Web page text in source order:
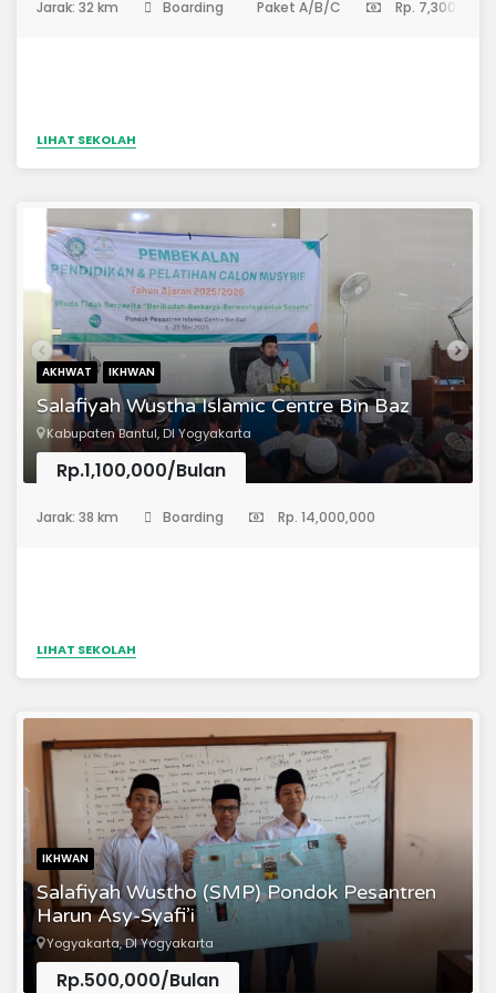
Jarak: 32 km Boarding Paket A/B/C Rp. 7,300,000
LIHAT SEKOLAH
AKHWAT IKHWAN
Salafiyah Wustha Islamic Centre Bin Baz
Kabupaten Bantul, DI Yogyakarta
Rp.1,100,000/Bulan
Jarak: 38 km Boarding Rp. 14,000,000
LIHAT SEKOLAH
IKHWAN
Salafiyah Wustho (SMP) Pondok Pesantren
Harun Asy-Syafi’i
Yogyakarta, DI Yogyakarta
Rp.500,000/Bulan